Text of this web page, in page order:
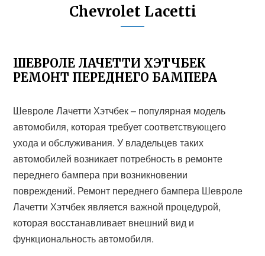
Chevrolet Lacetti
ШЕВРОЛЕ ЛАЧЕТТИ ХЭТЧБЕК
РЕМОНТ ПЕРЕДНЕГО БАМПЕРА
Шевроле Лачетти Хэтчбек – популярная модель
автомобиля, которая требует соответствующего
ухода и обслуживания. У владельцев таких
автомобилей возникает потребность в ремонте
переднего бампера при возникновении
повреждений. Ремонт переднего бампера Шевроле
Лачетти Хэтчбек является важной процедурой,
которая восстанавливает внешний вид и
функциональность автомобиля.